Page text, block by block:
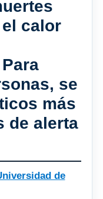
calor
se
más
de alerta
de